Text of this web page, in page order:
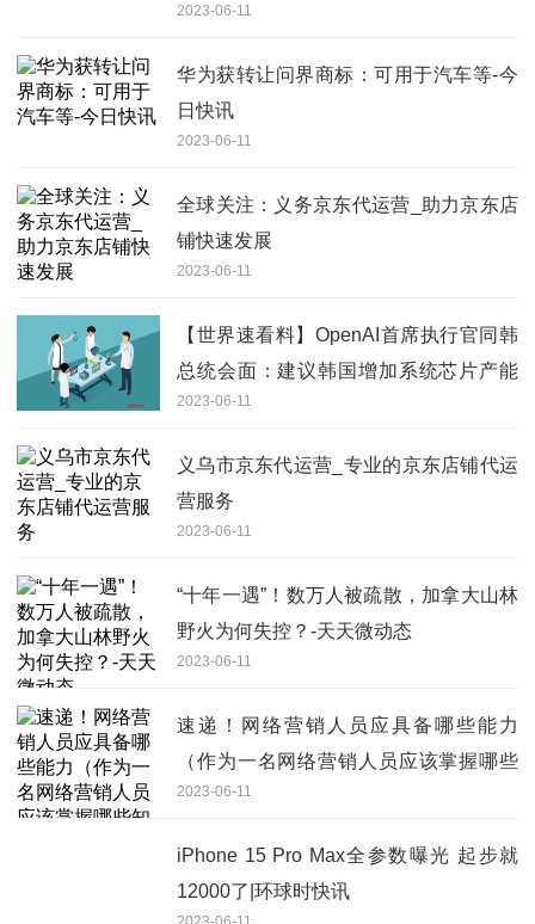
Ultra通过FCC认证 环球要闻
2023-06-11
华为获转让问界商标：可用于汽车等-今
日快讯
2023-06-11
全球关注：义务京东代运营_助力京东店
铺快速发展
2023-06-11
【世界速看料】OpenAI首席执行官同韩
总统会面：建议韩国增加系统芯片产能
放宽规制营造AI生态系统
2023-06-11
义乌市京东代运营_专业的京东店铺代运
营服务
2023-06-11
“十年一遇”！数万人被疏散，加拿大山林
野火为何失控？-天天微动态
2023-06-11
速递！网络营销人员应具备哪些能力
（作为一名网络营销人员应该掌握哪些
知识与技能）
2023-06-11
iPhone 15 Pro Max全参数曝光 起步就
12000了|环球时快讯